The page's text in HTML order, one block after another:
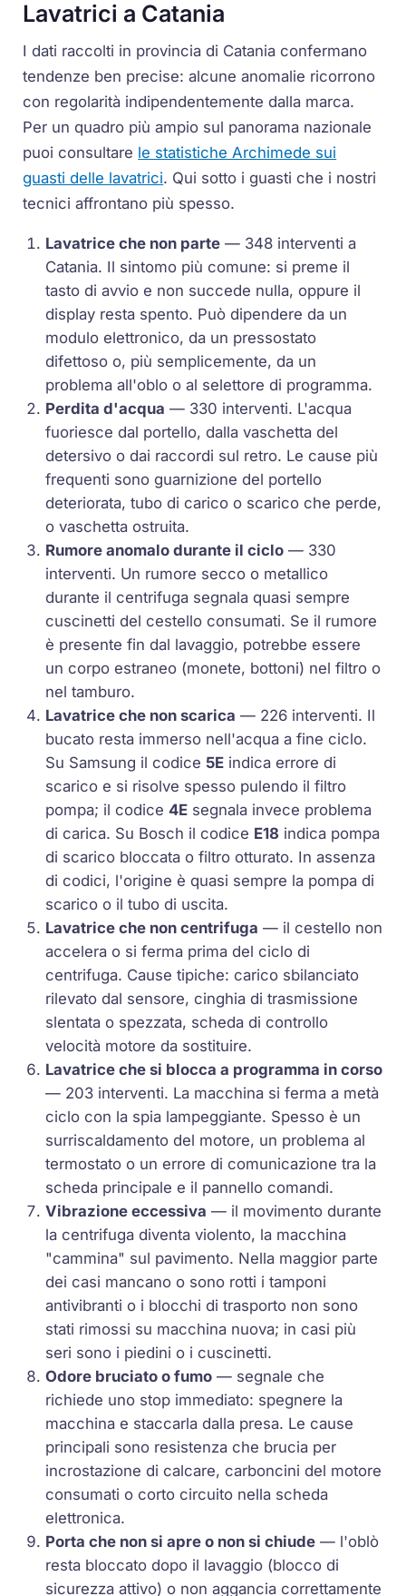
Lavatrici a Catania
I dati raccolti in provincia di Catania confermano
tendenze ben precise: alcune anomalie ricorrono
con regolarità indipendentemente dalla marca.
Per un quadro più ampio sul panorama nazionale
puoi consultare le statistiche Archimede sui
guasti delle lavatrici. Qui sotto i guasti che i nostri
tecnici affrontano più spesso.
Lavatrice che non parte — 348 interventi a
Catania. Il sintomo più comune: si preme il
tasto di avvio e non succede nulla, oppure il
display resta spento. Può dipendere da un
modulo elettronico, da un pressostato
difettoso o, più semplicemente, da un
problema all'oblo o al selettore di programma.
Perdita d'acqua — 330 interventi. L'acqua
fuoriesce dal portello, dalla vaschetta del
detersivo o dai raccordi sul retro. Le cause più
frequenti sono guarnizione del portello
deteriorata, tubo di carico o scarico che perde,
o vaschetta ostruita.
Rumore anomalo durante il ciclo — 330
interventi. Un rumore secco o metallico
durante il centrifuga segnala quasi sempre
cuscinetti del cestello consumati. Se il rumore
è presente fin dal lavaggio, potrebbe essere
un corpo estraneo (monete, bottoni) nel filtro o
nel tamburo.
Lavatrice che non scarica — 226 interventi. Il
bucato resta immerso nell'acqua a fine ciclo.
Su Samsung il codice 5E indica errore di
scarico e si risolve spesso pulendo il filtro
pompa; il codice4E segnala invece problema
di carica. Su Bosch il codice E18 indica pompa
di scarico bloccata o filtro otturato. In assenza
di codici, l'origine è quasi sempre la pompa di
scarico o il tubo di uscita.
Lavatrice che non centrifuga — il cestello non
accelera o si ferma prima del ciclo di
centrifuga. Cause tipiche: carico sbilanciato
rilevato dal sensore, cinghia di trasmissione
slentata o spezzata, scheda di controllo
velocità motore da sostituire.
Lavatrice che si blocca a programma in corso
— 203 interventi. La macchina si ferma a metà
ciclo con la spia lampeggiante. Spesso è un
surriscaldamento del motore, un problema al
termostato o un errore di comunicazione tra la
scheda principale e il pannello comandi.
Vibrazione eccessiva — il movimento durante
la centrifuga diventa violento, la macchina
"cammina" sul pavimento. Nella maggior parte
dei casi mancano o sono rotti i tamponi
antivibranti o i blocchi di trasporto non sono
stati rimossi su macchina nuova; in casi più
seri sono i piedini o i cuscinetti.
Odore bruciato o fumo — segnale che
richiede uno stop immediato: spegnere la
macchina e staccarla dalla presa. Le cause
principali sono resistenza che brucia per
incrostazione di calcare, carboncini del motore
consumati o corto circuito nella scheda
elettronica.
Porta che non si apre o non si chiude — l'oblò
resta bloccato dopo il lavaggio (blocco di
sicurezza attivo) o non aggancia correttamente